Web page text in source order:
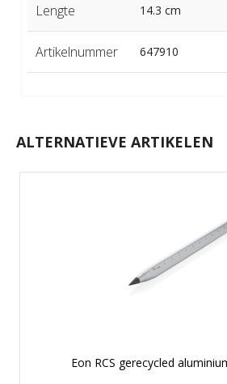
Lengte 14.3 cm
Artikelnummer 647910
ALTERNATIEVE ARTIKELEN
Eon RCS gerecycled